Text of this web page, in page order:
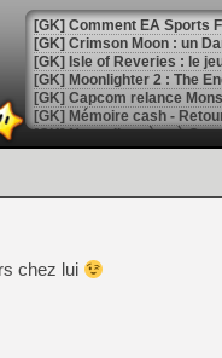
[GK] Comment EA Sports
[GK] Crimson Moon : un
[GK] Isle of Reveries : le
[GK] Moonlighter 2 : The
[GK] Capcom relance
[Mo5] Deux inédits du
[GK] Le beat'em up The
[GK] Endless Legend 2 :
[LS] [PS5] Le WebKit
chez lui